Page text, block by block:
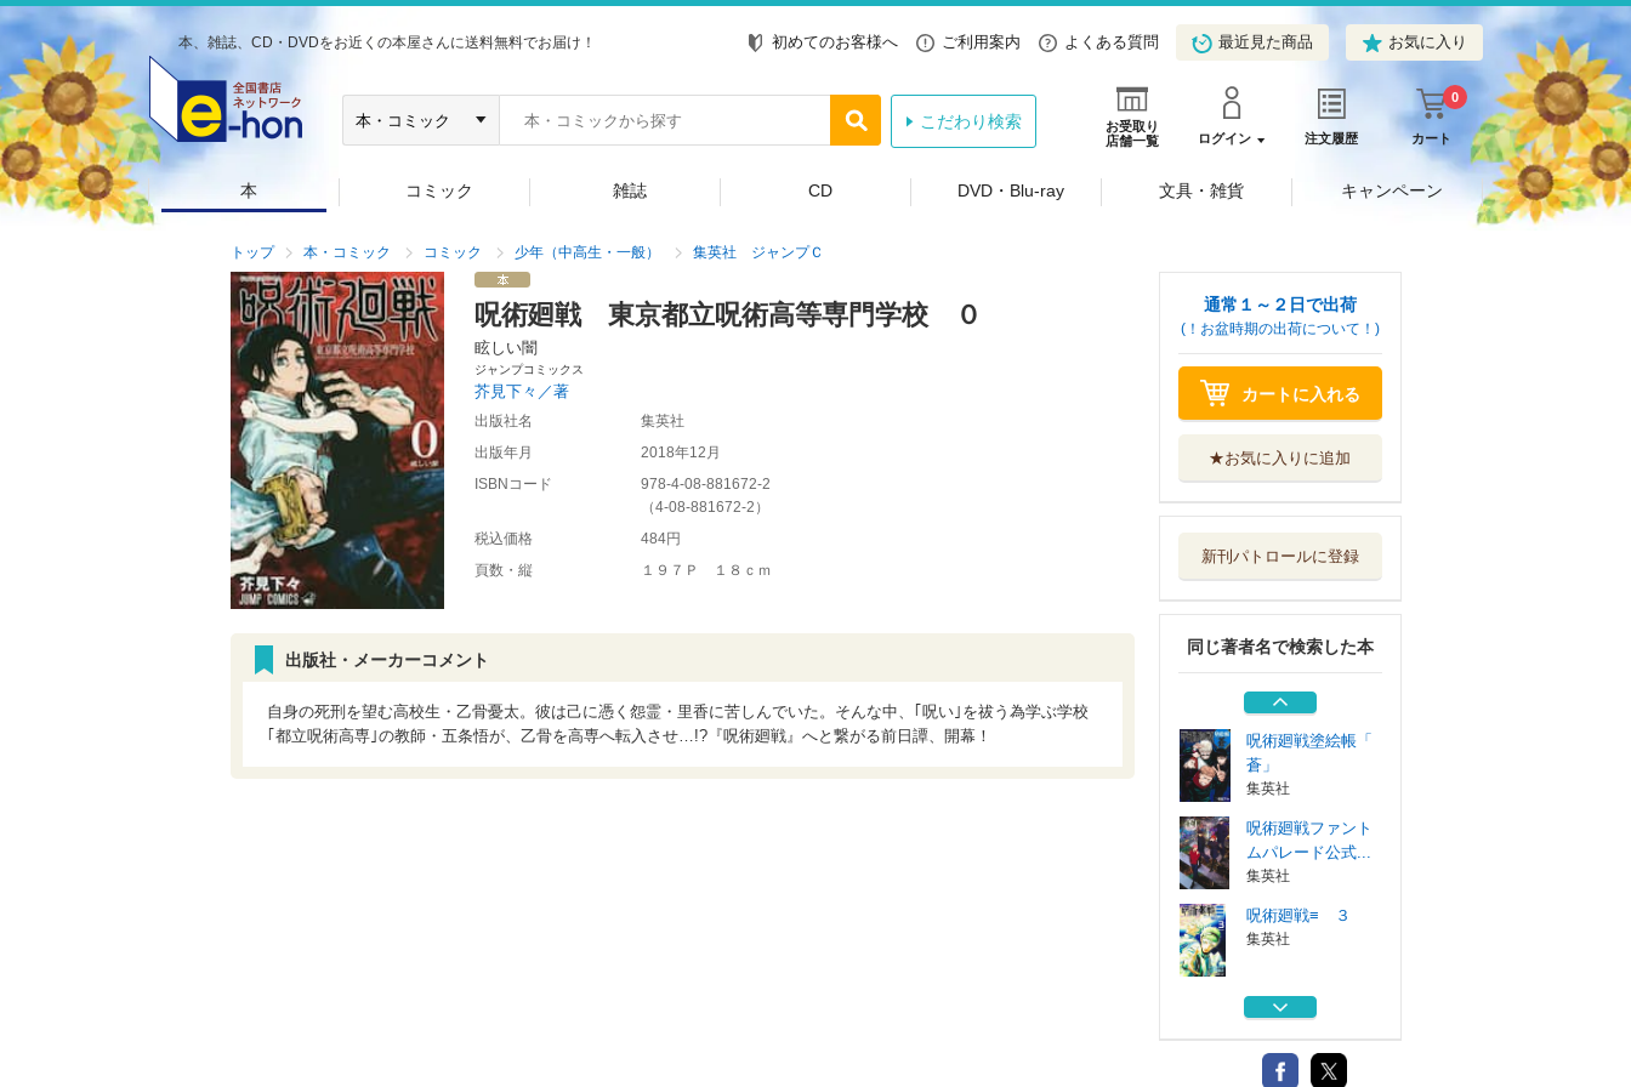
本、雑誌、CD・DVDをお近くの本屋さんに送料無料でお届け！ 初めてのお客様へ ご利用案内 よくある質問 最近見た商品 お気に入り
お受取り
店舗一覧
ログイン 注文履歴 カート
0
こだわり検索
本 コミック 雑誌 CD DVD・Blu-ray 文具・雑貨 キャンペーン
トップ 本・コミック コミック 少年（中高生・一般） 集英社 ジャンプＣ
呪術廻戦 東京都立呪術高等専門学校 ０
眩しい闇
ジャンプコミックス
芥見下々／著
出版社名
集英社
出版年月
2018年12月
ISBNコード
978-4-08-881672-2
（4-08-881672-2 ）
税込価格
484円
頁数・縦
１９７Ｐ １８ｃｍ
出版社・メーカーコメント
自身の死刑を望む高校生・乙骨憂太。彼は己に憑く怨霊・里香に苦しんでいた。そんな中、｢呪い｣を祓う為学ぶ学校
｢都立呪術高専｣の教師・五条悟が、乙骨を高専へ転入させ…!?『呪術廻戦』へと繋がる前日譚、開幕！
通常１～２日で出荷
(！お盆時期の出荷について！)
カートに入れる
★お気に入りに追加
新刊パトロールに登録
同じ著者名で検索した本
呪術廻戦≡ ３
集英社
呪術廻戦≡ ２
呪術廻戦≡ １
集英社
呪術廻戦塗絵帳「
蒼」
集英社
呪術廻戦ファント
ムパレード公式...
集英社
呪術廻戦≡ ３
集英社
呪術廻戦≡ ２